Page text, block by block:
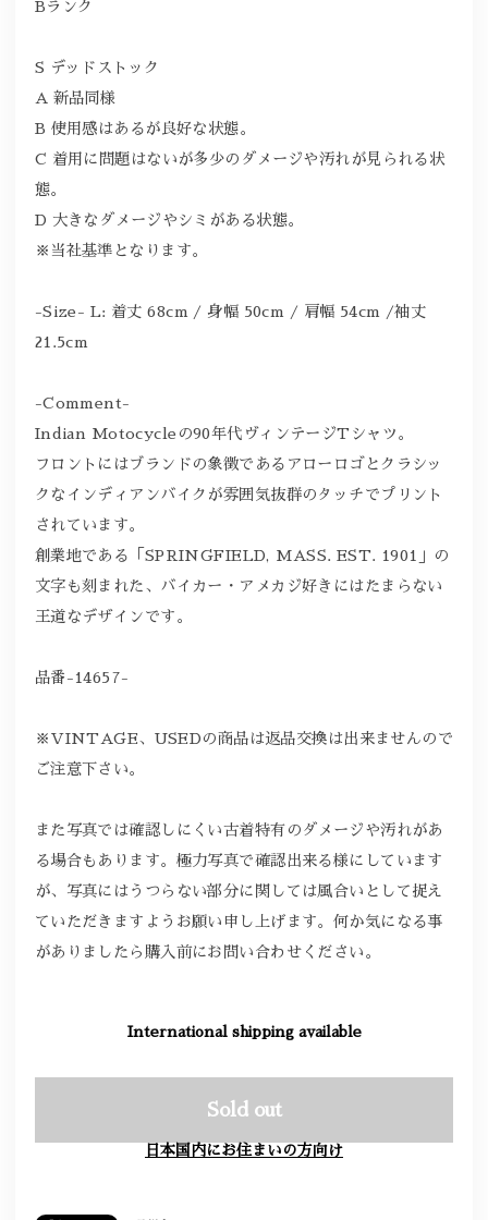
Bランク
S デッドストック
A 新品同様
B 使用感はあるが良好な状態。
C 着用に問題はないが多少のダメージや汚れが見られる状
態。
D 大きなダメージやシミがある状態。
※当社基準となります。
-Size- L: 着丈 68cm / 身幅 50cm / 肩幅 54cm /袖丈
21.5cm
-Comment-
Indian Motocycleの90年代ヴィンテージTシャツ。
フロントにはブランドの象徴であるアローロゴとクラシッ
クなインディアンバイクが雰囲気抜群のタッチでプリント
されています。
創業地である「SPRINGFIELD, MASS. EST. 1901」の
文字も刻まれた、バイカー・アメカジ好きにはたまらない
王道なデザインです。
品番-14657-
※VINTAGE、USEDの商品は返品交換は出来ませんので
ご注意下さい。
また写真では確認しにくい古着特有のダメージや汚れがあ
る場合もあります。極力写真で確認出来る様にしています
が、写真にはうつらない部分に関しては風合いとして捉え
ていただきますようお願い申し上げます。何か気になる事
がありましたら購入前にお問い合わせください。
International shipping available
Sold out
日本国内にお住まいの方向け